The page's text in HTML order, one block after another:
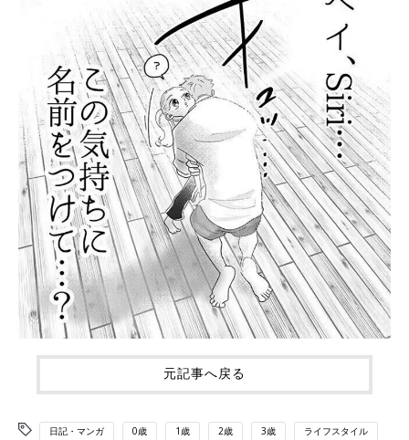
元記事へ戻る
日記・マンガ 0歳 1歳 2歳 3歳 ライフスタイル